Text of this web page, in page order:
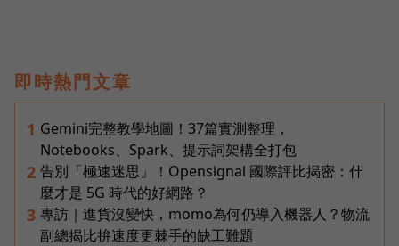
即時熱門文章
1 Gemini完整教學地圖！37篇實測整理，
Notebooks、Spark、提示詞架構全打包
2 告別「極速迷思」！Opensignal 國際評比揭密：什
麼才是 5G 時代的好網路？
3 專訪｜進貨沒變快，momo為何仍導入機器人？物流
副總揭比拚速度更棘手的缺工難題